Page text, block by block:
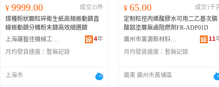
¥ 9999.00
成交35件
煤種粉狀顆粒碎衛生紙高頻振動篩直
線振動篩分機粉末篩高效細選篩
上海躍藝佳機械工程有限公司
4年
月均發貨速度： 暫無記錄
上海市
¥ 65.00
成交1千
定制粒徑丙烯酸膠水可用二乙基次膦
酸鋁塗層無鹵阻燃劑FR-ADP01D
廣州市寅源新材料股份有限公司
11
月均發貨速度： 暫無記錄
廣東 廣州市黃埔區